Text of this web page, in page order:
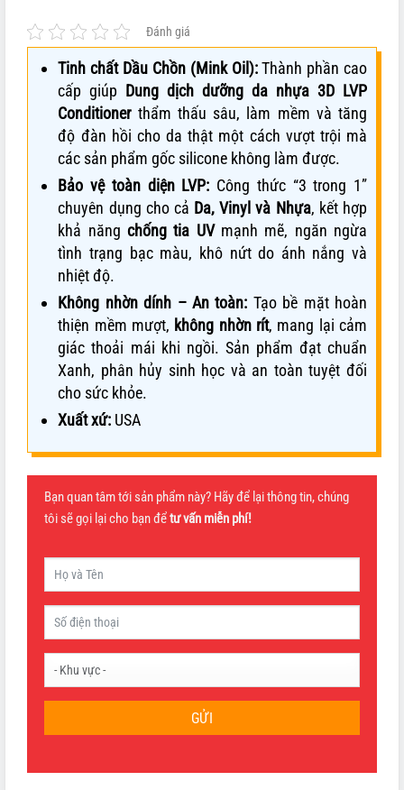
Đánh giá
Tinh chất Dầu Chồn (Mink Oil):Thành phần cao
cấp giúp Dung dịch dưỡng da nhựa 3D LVP
Conditionerthẩm thấu sâu, làm mềm và tăng
độ đàn hồi cho da thật một cách vượt trội mà
các sản phẩm gốc silicone không làm được.
Bảo vệ toàn diện LVP: Công thức “3 trong 1”
chuyên dụng cho cả Da, Vinyl và Nhựa, kết hợp
khả năngchống tia UVmạnh mẽ, ngăn ngừa
tình trạng bạc màu, khô nứt do ánh nắng và
nhiệt độ.
Không nhờn dính – An toàn: Tạo bề mặt hoàn
thiện mềm mượt, không nhờn rít, mang lại cảm
giác thoải mái khi ngồi. Sản phẩm đạt chuẩn
Xanh, phân hủy sinh học và an toàn tuyệt đối
cho sức khỏe.
Xuất xứ: USA
Bạn quan tâm tới sản phẩm này? Hãy để lại thông tin, chúng
tôi sẽ gọi lại cho bạn đểtư vấn miễn phí!
GỬI